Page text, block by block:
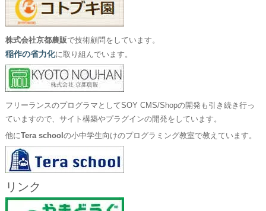
株式会社京都農販で技術顧問をしています。
稲作の省力化に取り組んでいます。
フリーランスのプログラマとしてSOY CMS/Shopの開発も引き続き行っ
ていますので、サイト構築やプラグインの開発をしています。
他にTera school の小中学生向けのプログラミング教室で教えています。
リンク